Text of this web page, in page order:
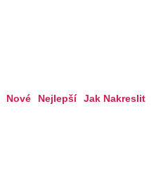
Nové Nejlepší Jak Nakreslit